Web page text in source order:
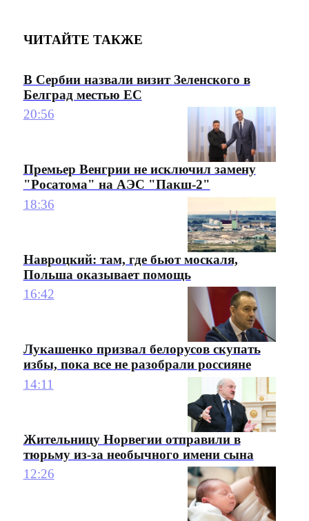
ЧИТАЙТЕ ТАКЖЕ
В Сербии назвали визит Зеленского в
Белград местью ЕС
20:56
Премьер Венгрии не исключил замену
"Росатома" на АЭС "Пакш-2"
18:36
Навроцкий: там, где бьют москаля,
Польша оказывает помощь
16:42
Лукашенко призвал белорусов скупать
избы, пока все не разобрали россияне
14:11
Жительницу Норвегии отправили в
тюрьму из-за необычного имени сына
12:26